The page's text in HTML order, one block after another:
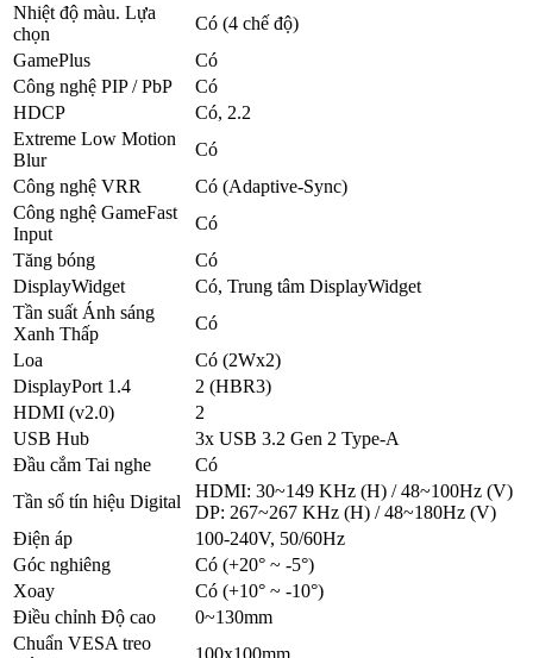
Nhiệt độ màu. Lựa
chọn
Có (4 chế độ)
GamePlus
Có
Công nghệ PIP / PbP
Có
HDCP
Có, 2.2
Extreme Low Motion
Blur
Có
Công nghệ VRR
Có (Adaptive-Sync)
Công nghệ GameFast
Input
Có
Tăng bóng
Có
DisplayWidget
Có, Trung tâm DisplayWidget
Tần suất Ánh sáng
Xanh Thấp
Có
Loa
Có (2Wx2)
DisplayPort 1.4
2 (HBR3)
HDMI (v2.0)
2
USB Hub
3x USB 3.2 Gen 2 Type-A
Đầu cắm Tai nghe
Có
Tần số tín hiệu Digital
HDMI: 30~149 KHz (H) / 48~100Hz (V)
DP: 267~267 KHz (H) / 48~180Hz (V)
Điện áp
100-240V, 50/60Hz
Góc nghiêng
Có (+20° ~ -5°)
Xoay
Có (+10° ~ -10°)
Điều chỉnh Độ cao
0~130mm
Chuẩn VESA treo
100x100mm